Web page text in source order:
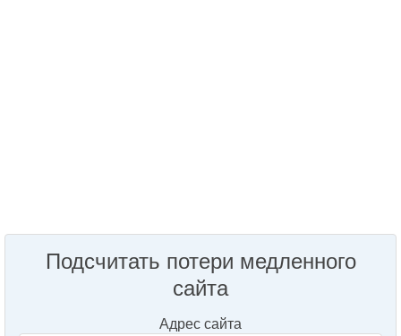
Подсчитать потери медленного
сайта
Адрес сайта